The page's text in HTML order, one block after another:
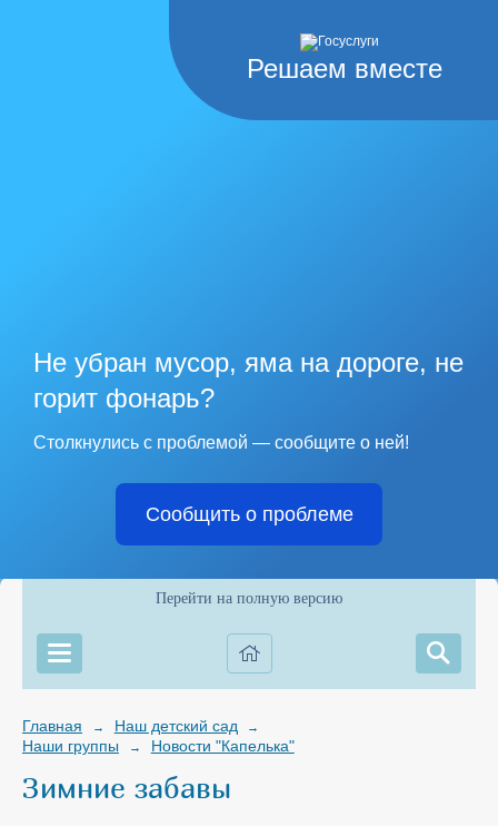
Решаем вместе
Не убран мусор, яма на дороге, не
горит фонарь?
Столкнулись с проблемой — сообщите о ней!
Сообщить о проблеме
Перейти на полную версию
Главная → Наш детский сад →
Наши группы → Новости "Капелька"
Зимние забавы